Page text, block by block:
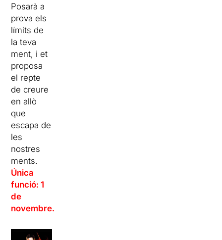
Posarà a
prova els
límits de
la teva
ment, i et
proposa
el repte
de creure
en allò
que
escapa de
les
nostres
ments.
Única
funció: 1
de
novembre.